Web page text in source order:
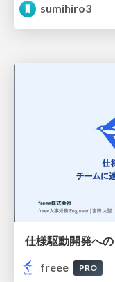
sumihiro3
freee
PRO